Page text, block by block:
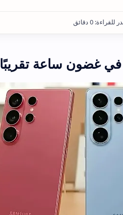
في غضون ساعة تقريبًا